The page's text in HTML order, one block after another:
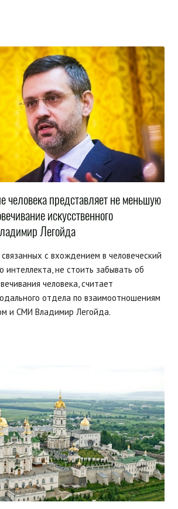
человека представляет не меньшую
искусственного
Легойда
с вхождением в человеческий
интеллекта, не стоить забывать об
человека, считает
отдела по взаимоотношениям
и СМИ Владимир Легойда.